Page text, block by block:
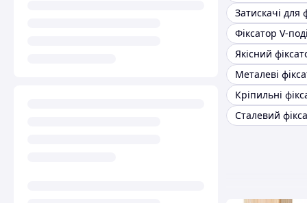
Якісний
Кріпильні
Сталевий